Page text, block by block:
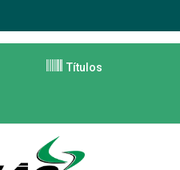
Títulos